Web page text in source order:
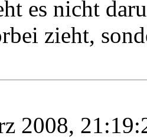
es nicht
zieht,
2008,